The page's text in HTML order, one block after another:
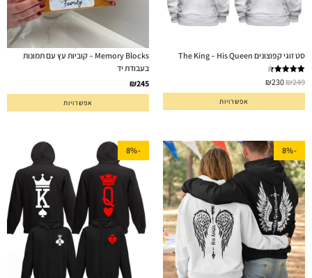
סט זוגי קפוצונים The King – His Queen
דורג4.50
₪249
₪230
אפשרויות
Memory Blocks – קוביות עץ עם תמונות
בעבודת יד
₪245
אפשרויות
-8%
-8%